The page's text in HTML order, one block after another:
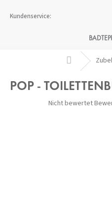
Inhalt
Startseite
POP -
Die
durchschnittliche
Nicht bewertet